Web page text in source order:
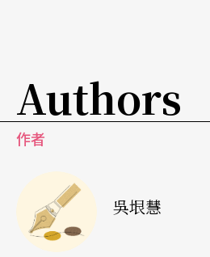
狗骨頭雕塑《殘羹敗餚》
狗形象縮小，透過這樣反常的
之間的匱乏和掠奪之意。
綜觀溫杜拿的創作，海洋漂流
馬、骷髏等圖像元素，無論在
是反覆出現，或帶有生死、天
Authors
作者
吳垠慧